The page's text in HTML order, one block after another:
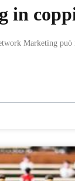
in
Marketing può